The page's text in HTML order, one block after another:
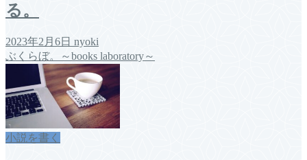
る。
2023年2月6日 nyoki
ぶくらぼ。～books laboratory～
小説を書く